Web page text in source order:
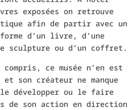
exposées on retrouve
afin de partir avec un
d’un livre, d’une
sculpture ou d’un coffret.
compris, ce musée n’en est
et son créateur ne manque
le développer ou le faire
de son action en direction